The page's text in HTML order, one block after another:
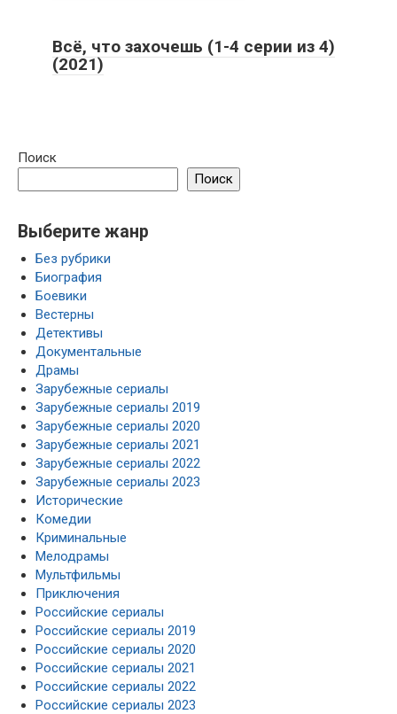
Всё, что захочешь (1-4 серии из 4)
(2021)
Поиск
Поиск
Выберите жанр
Без рубрики
Биография
Боевики
Вестерны
Детективы
Документальные
Драмы
Зарубежные сериалы
Зарубежные сериалы 2019
Зарубежные сериалы 2020
Зарубежные сериалы 2021
Зарубежные сериалы 2022
Зарубежные сериалы 2023
Исторические
Комедии
Криминальные
Мелодрамы
Мультфильмы
Приключения
Российские сериалы
Российские сериалы 2019
Российские сериалы 2020
Российские сериалы 2021
Российские сериалы 2022
Российские сериалы 2023